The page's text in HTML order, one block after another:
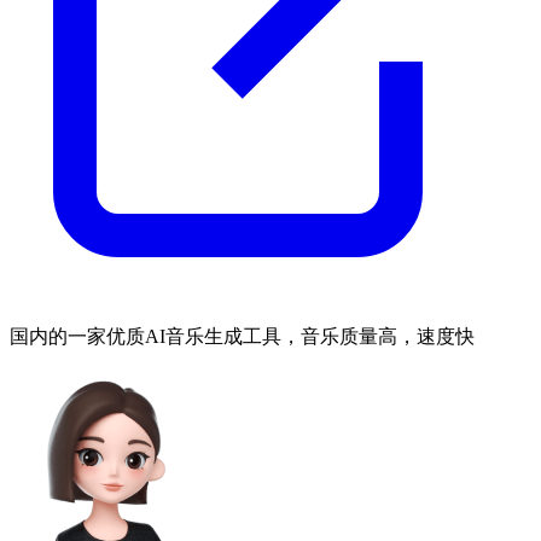
国内的一家优质AI音乐生成工具，音乐质量高，速度快